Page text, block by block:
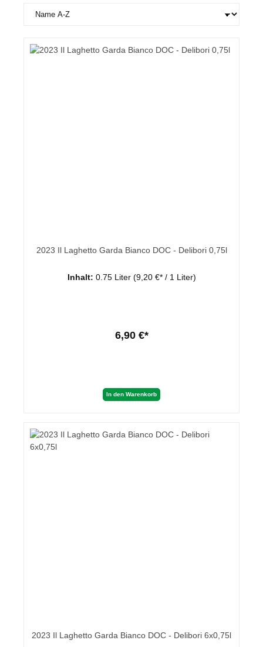
2023 Il Laghetto Garda Bianco DOC - Delibori 0,75l
Inhalt: 0.75 Liter (9,20 €* / 1 Liter)
6,90 €*
In den Warenkorb
2023 Il Laghetto Garda Bianco DOC - Delibori 6x0,75l